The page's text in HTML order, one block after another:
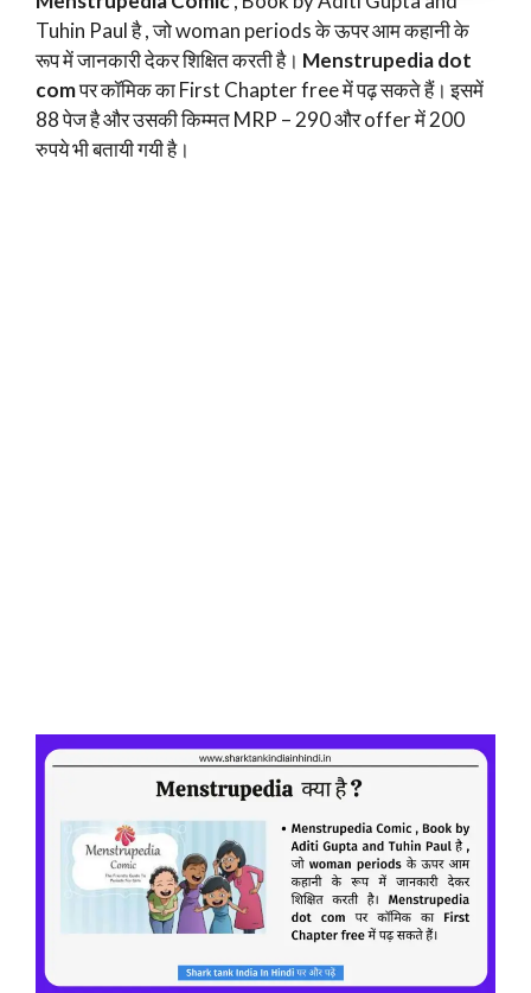
Tuhin Paul है , जो woman periods के ऊपर आम कहानी के
रूप में जानकारी देकर शिक्षित करती है। Menstrupedia dot
comपर कॉमिक का First Chapter free में पढ़ सकते हैं। इसमें
88 पेज है और उसकी किम्मत MRP – 290 और offer में 200
रुपये भी बतायी गयी है।